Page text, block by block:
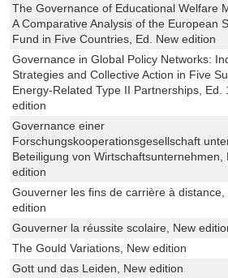
The Governance of Educational Welfare
A Comparative Analysis of the European
Fund in Five Countries, Ed. New edition
Governance in Global Policy Networks:
Strategies and Collective Action in Five
Energy-Related Type II Partnerships, Ed.
edition
Governance einer
Forschungskooperationsgesellschaft
Beteiligung von Wirtschaftsunternehmen,
edition
Gouverner les fins de carrière à distance,
edition
Gouverner la réussite scolaire, New
The Gould Variations, New edition
Gott und das Leiden, New edition